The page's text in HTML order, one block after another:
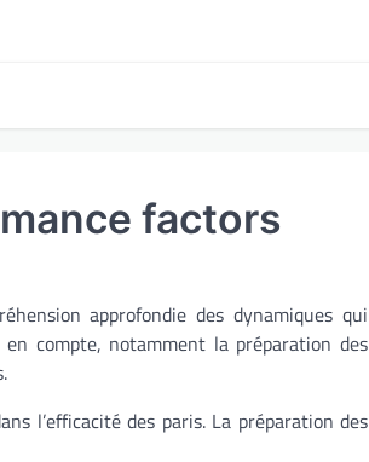
factors
approfondie des dynamiques qui
compte, notamment la préparation des
l’efficacité des paris. La préparation des